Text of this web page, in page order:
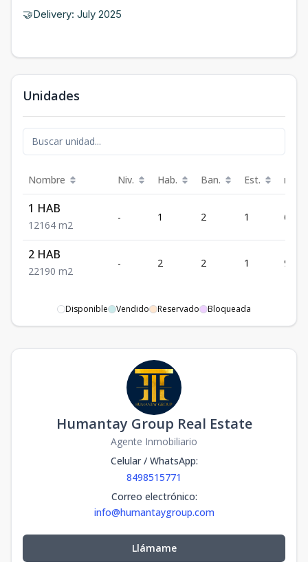
🤝Delivery: July 2025
Unidades
Nombre Niv. Hab. Ban. Est. m²
1 HAB
1 21 64 m2
- 1 2 1 64
2 HAB
221 90 m2
- 2 2 1 90
Disponible Vendido Reservado Bloqueada
Humantay Group Real Estate
Agente Inmobiliario
Celular / WhatsApp:
8498515771
Correo electrónico:
info@humantaygroup.com
Llámame